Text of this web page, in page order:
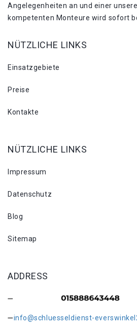
Angelegenheiten an und einer
kompetenten Monteure wird sofort
NÜTZLICHE LINKS
Einsatzgebiete
Preise
Kontakte
NÜTZLICHE LINKS
Impressum
Datenschutz
Blog
Sitemap
ADDRESS
info@schluesseldienst-